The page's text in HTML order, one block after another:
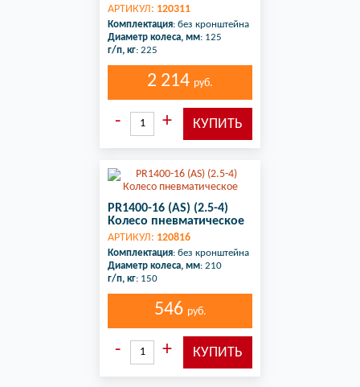
АРТИКУЛ: 120311
Комплектация: без кронштейна
Диаметр колеса, мм: 125
г/п, кг: 225
2 214 руб.
PR1400-16 (AS) (2.5-4)
Колесо пневматическое
АРТИКУЛ: 120816
Комплектация: без кронштейна
Диаметр колеса, мм: 210
г/п, кг: 150
546 руб.